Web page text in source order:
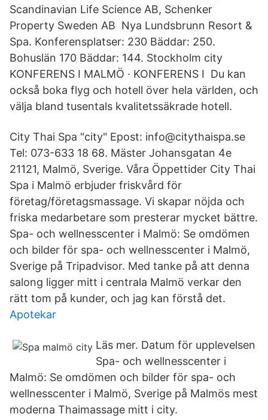
Scandinavian Life Science AB, Schenker
Property Sweden AB Nya Lundsbrunn Resort &
Spa. Konferensplatser: 230 Bäddar: 250.
Bohuslän 170 Bäddar: 144. Stockholm city
KONFERENS I MALMÖ · KONFERENS I Du kan
också boka flyg och hotell över hela världen, och
välja bland tusentals kvalitetssäkrade hotell.
City Thai Spa "city" Epost: info@citythaispa.se
Tel: 073-633 18 68. Mäster Johansgatan 4e
21121, Malmö, Sverige. Våra Öppettider City Thai
Spa i Malmö erbjuder friskvård för
företag/företagsmassage. Vi skapar nöjda och
friska medarbetare som presterar mycket bättre.
Spa- och wellnesscenter i Malmö: Se omdömen
och bilder för spa- och wellnesscenter i Malmö,
Sverige på Tripadvisor. Med tanke på att denna
salong ligger mitt i centrala Malmö verkar den
rätt tom på kunder, och jag kan förstå det.
Apotekar
Läs mer. Datum för upplevelsen
Spa- och wellnesscenter i
Malmö: Se omdömen och bilder för spa- och
wellnesscenter i Malmö, Sverige på Malmös mest
moderna Thaimassage mitt i city.